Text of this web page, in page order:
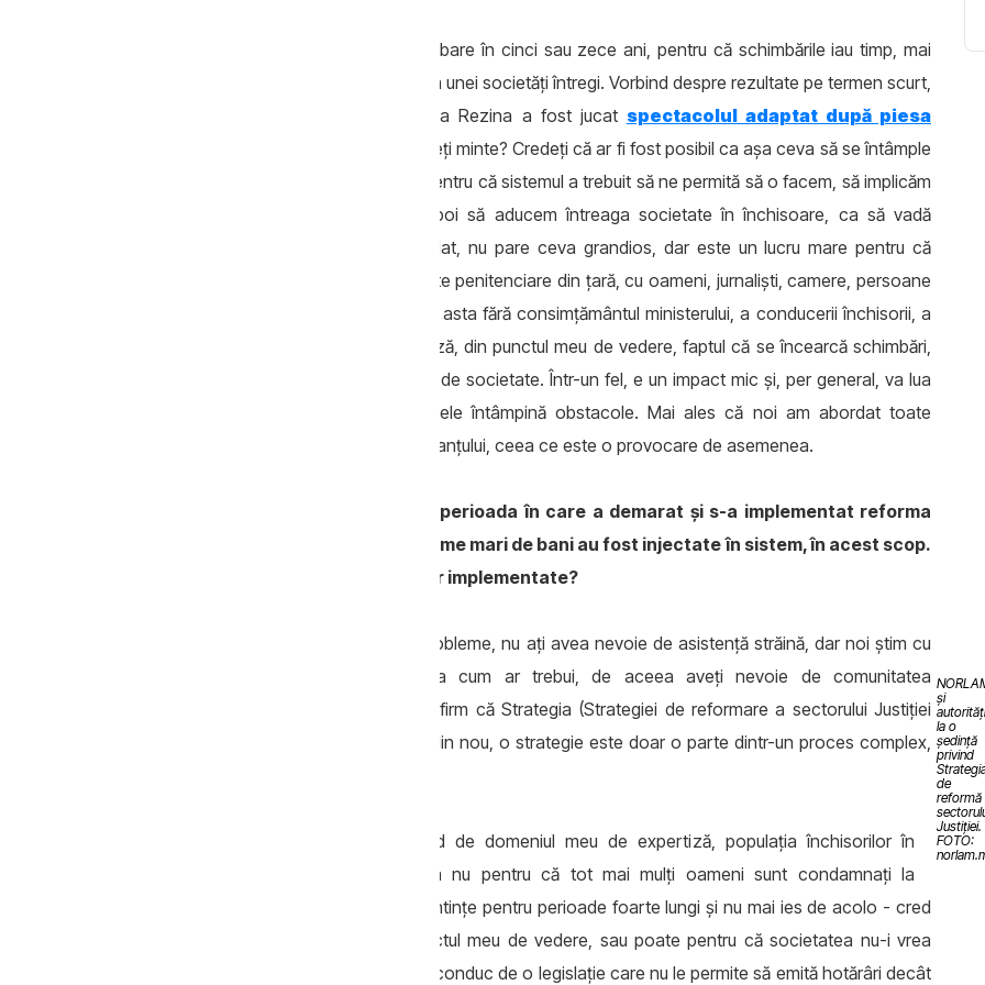
Mi-ar plăcea să-mi puneți această întrebare în cinci sau zece ani, pentru că schimbările iau timp, mai
ales atunci când vrei să ai impact asupra unei societăți întregi. Vorbind despre rezultate pe termen scurt,
bunăoară în penitenciare, anul trecut la Rezina a fost jucat spectacolul adaptat după piesa
, mai țineți minte? Credeți că ar fi fost posibil ca așa ceva să se întâmple
acum doi-trei ani? E o întrebare bună, pentru că sistemul a trebuit să ne permită să o facem, să implicăm
deținuți, să-i transformăm în actori, apoi să aducem întreaga societate în închisoare, ca să vadă
spectacolul. Privind acest exemplu izolat, nu pare ceva grandios, dar este un lucru mare pentru că
pătrunzi în unul dintre cele mai securizate penitenciare din țară, cu oameni, jurnaliști, camere, persoane
din străinătate. Nu am fi putut să facem asta fără consimțământul ministerului, a conducerii închisorii, a
angajaților. Acest exemplu demonstrează, din punctul meu de vedere, faptul că se încearcă schimbări,
se dorește o deschidere mai mare față de societate. Într-un fel, e un impact mic și, per general, va lua
timp: unele flori cresc mai repede, altele întâmpină obstacole. Mai ales că noi am abordat toate
domeniile din sector, nu doar o parte a lanțului, ceea ce este o provocare de asemenea.
Misiunea NORLAM a activat aici în perioada în care a demarat și s-a implementat reforma
Justiției, care se apropie de final. Sume mari de bani au fost injectate în sistem, în acest scop.
Cum ați aprecia calitatea reformelor implementate?
Este cert faptul că, dacă nu ați avea probleme, nu ați avea nevoie de asistență străină, dar noi știm cu
toții că lucrurile nu funcționează așa cum ar trebui, de aceea aveți nevoie de comunitatea
internațională. Pe de-o parte, pot să afirm că Strategia (Strategiei de reformare a sectorului Justiţiei
- n.r.) nu a fost un succes, pe de alta, din nou, o strategie este doar o parte dintr-un proces complex,
și
la o
ședinţă
privind
de
reformă
Justiţiei.
FOTO:
Bineînțeles că rămân carențe. Vorbind de domeniul meu de expertiză, populația închisorilor în
Moldova continuă să crească și asta nu pentru că tot mai mulți oameni sunt condamnați la
închisoare, dar pentru că ei primesc sentințe pentru perioade foarte lungi și nu mai ies de acolo - cred
că aici ceva este greșit, strict din punctul meu de vedere, sau poate pentru că societatea nu-i vrea
înapoi în comunitate, sau judecătorii se conduc de o legislație care nu le permite să emită hotărâri decât